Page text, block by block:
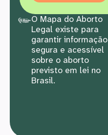
O Mapa do Aborto
Legal existe para
garantir informação
segura e acessível
sobre o aborto
previsto em lei no
Brasil.